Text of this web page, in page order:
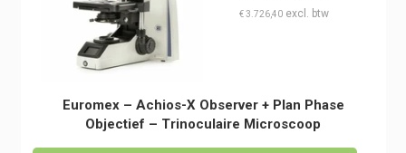
€3.726,40
Euromex – Achios-X Observer + Plan Phase
Objectief – Trinoculaire Microscoop